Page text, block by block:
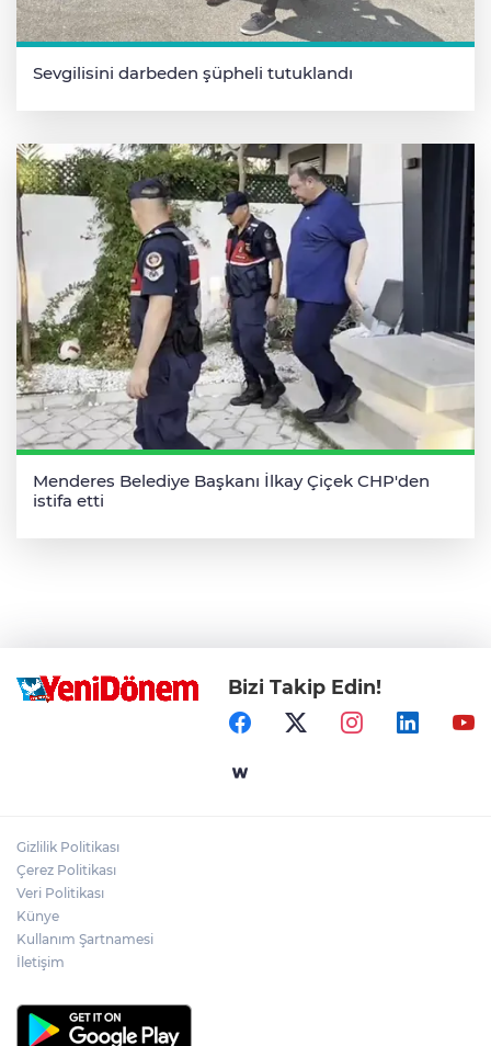
Sevgilisini darbeden şüpheli tutuklandı
Menderes Belediye Başkanı İlkay Çiçek CHP'den
istifa etti
Bizi Takip Edin!
Gizlilik Politikası
Çerez Politikası
Veri Politikası
Künye
Kullanım Şartnamesi
İletişim